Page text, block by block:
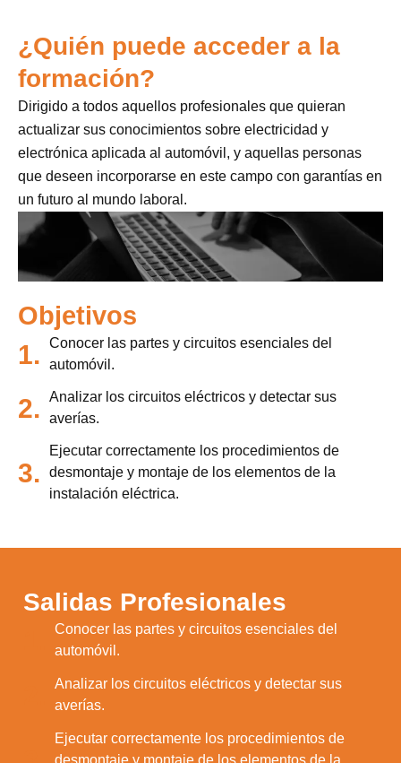
¿Quién puede acceder a la
formación?
Dirigido a todos aquellos profesionales que quieran
actualizar sus conocimientos sobre electricidad y
electrónica aplicada al automóvil, y aquellas personas
que deseen incorporarse en este campo con garantías en
un futuro al mundo laboral.
Objetivos
1.
Conocer las partes y circuitos esenciales del
automóvil.
2.
Analizar los circuitos eléctricos y detectar sus
averías.
3.
Ejecutar correctamente los procedimientos de
desmontaje y montaje de los elementos de la
instalación eléctrica.
Salidas Profesionales
Conocer las partes y circuitos esenciales del
automóvil.
Analizar los circuitos eléctricos y detectar sus
averías.
Ejecutar correctamente los procedimientos de
desmontaje y montaje de los elementos de la